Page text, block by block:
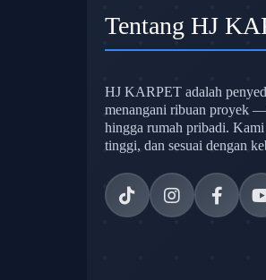
Tentang HJ
HJ KARPET adalah
menangani ribuan proyek
hingga rumah pribadi.
tinggi, dan sesuai dengan